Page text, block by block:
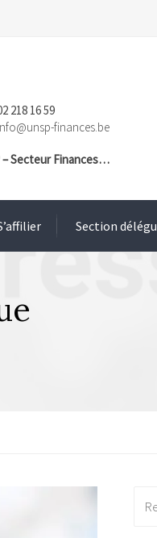
218 16 59
finances.be
– Secteur Finances…
Section